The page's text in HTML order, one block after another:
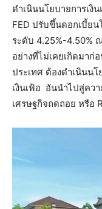
ดำเนินนโยบายการเงิ
FED ปรับขึ้นดอกเบี้ย
ระดับ 4.25%-4.50%
อย่างที่ไม่เคยเกิดมาก่
ประเทศ ต้องดำเนินน
เงินเฟ้อ อันนำไปสู่คว
เศรษฐกิจถดถอย หรือ